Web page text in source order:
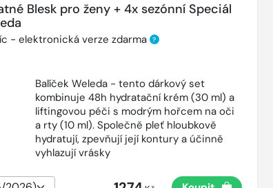
Blesk pro ženy + 4x sezónní Speciál
- elektronická verze zdarma ?
Balíček Weleda - tento dárkový set
kombinuje 48h hydratační krém (30 ml) a
liftingovou péči s modrým hořcem na oči
a rty (10 ml). Společně pleť hloubkově
hydratují, zpevňují její kontury a účinně
vyhlazují vrásky